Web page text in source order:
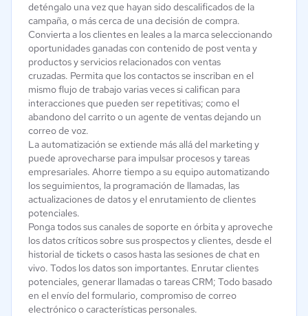
deténgalo una vez que hayan sido descalificados de la
campaña, o más cerca de una decisión de compra.
Convierta a los clientes en leales a la marca seleccionando
oportunidades ganadas con contenido de post venta y
productos y servicios relacionados con ventas
cruzadas. Permita que los contactos se inscriban en el
mismo flujo de trabajo varias veces si califican para
interacciones que pueden ser repetitivas; como el
abandono del carrito o un agente de ventas dejando un
correo de voz.
La automatización se extiende más allá del marketing y
puede aprovecharse para impulsar procesos y tareas
empresariales. Ahorre tiempo a su equipo automatizando
los seguimientos, la programación de llamadas, las
actualizaciones de datos y el enrutamiento de clientes
potenciales.
Ponga todos sus canales de soporte en órbita y aproveche
los datos críticos sobre sus prospectos y clientes, desde el
historial de tickets o casos hasta las sesiones de chat en
vivo. Todos los datos son importantes. Enrutar clientes
potenciales, generar llamadas o tareas CRM; Todo basado
en el envío del formulario, compromiso de correo
electrónico o características personales.